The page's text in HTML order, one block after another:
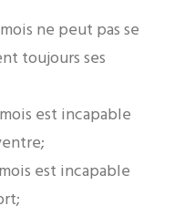
ne peut pas se
toujours ses
est incapable
est incapable